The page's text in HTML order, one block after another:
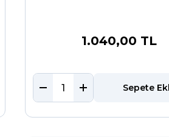
1.040,00 TL
Sepete